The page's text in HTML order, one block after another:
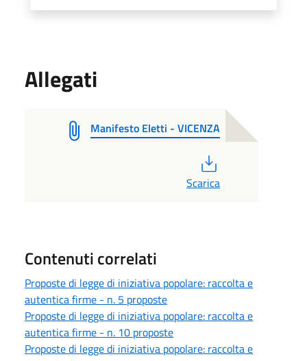
Allegati
Manifesto Eletti - VICENZA
Scarica
Contenuti correlati
Proposte di legge di iniziativa popolare: raccolta e
autentica firme - n. 5 proposte
Proposte di legge di iniziativa popolare: raccolta e
autentica firme - n. 10 proposte
Proposte di legge di iniziativa popolare: raccolta e